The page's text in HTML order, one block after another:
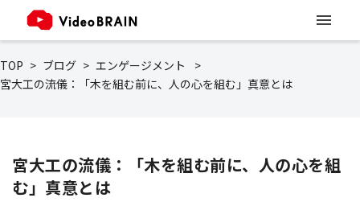
TOP ブログ
エンゲージメント
宮大工の流儀：「木を組む前に、人の心を組む」真意とは
宮大工の流儀：「木を組む前に、人の心を組
む」真意とは